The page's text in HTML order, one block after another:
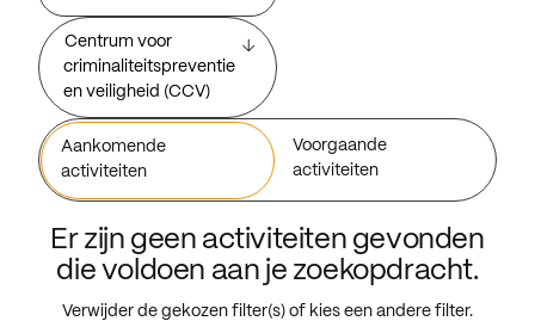
Centrum voor
criminaliteitspreventie
en veiligheid (CCV)
Aankomende
activiteiten
Voorgaande
activiteiten
Er zijn geen activiteiten gevonden
die voldoen aan je zoekopdracht.
Verwijder de gekozen filter(s) of kies een andere filter.